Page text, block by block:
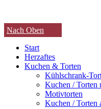
Nach Oben
Start
Herzaftes
Kuchen & Torten
Kühlschrank-
Kuchen / Torten
Motivtorten
Kuchen / Torten